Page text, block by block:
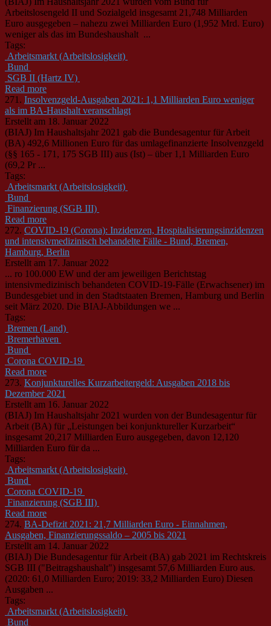
Arbeitslosengeld II und Sozialgeld insgesamt 21,748 Milliarden
Euro ausgegeben – nahezu zwei Milliarden Euro (1,952 Mrd. Euro)
weniger als das im Bundeshaushalt ...
Tags:
Arbeitsmarkt (Arbeitslosigkeit)
Bund
SGB II (Hartz IV)
Read more
271. Insolvenzgeld-Ausgaben 2021: 1,1 Milliarden Euro weniger
als im BA-Haushalt veranschlagt
Erstellt am 18. Januar 2022
(BIAJ) Im Haushaltsjahr 2021 gab die Bundesagentur für Arbeit
(BA) 492,6 Millionen Euro für das umlagefinanzierte Insolvenzgeld
(§§ 165 - 171, 175 SGB III) aus (Ist) – über 1,1 Milliarden Euro
(69,2 Pr ...
Tags:
Arbeitsmarkt (Arbeitslosigkeit)
Bund
Finanzierung (SGB III)
Read more
272. COVID-19 (Corona): Inzidenzen, Hospitalisierungsinzidenzen
und intensivmedizinisch behandelte Fälle - Bund, Bremen,
Hamburg, Berlin
Erstellt am 17. Januar 2022
... ro 100.000 EW und der am jeweiligen Berichtstag
intensivmedizinisch behandeten COVID-19-Fälle (Erwachsener) im
Bundesgebiet und in den Stadtstaaten Bremen, Hamburg und Berlin
seit März 2020. Die BIAJ-Abbildungen we ...
Tags:
Bremen (Land)
Bremerhaven
Bund
Corona COVID-19
Read more
273. Konjunkturelles Kurzarbeitergeld: Ausgaben 2018 bis
Dezember 2021
Erstellt am 16. Januar 2022
(BIAJ) Im Haushaltsjahr 2021 wurden von der Bundesagentur für
Arbeit (BA) für „Leistungen bei konjunktureller Kurzarbeit“
insgesamt 20,217 Milliarden Euro ausgegeben, davon 12,120
Milliarden Euro für da ...
Tags:
Arbeitsmarkt (Arbeitslosigkeit)
Bund
Corona COVID-19
Finanzierung (SGB III)
Read more
274. BA-Defizit 2021: 21,7 Milliarden Euro - Einnahmen,
Ausgaben, Finanzierungssaldo – 2005 bis 2021
Erstellt am 14. Januar 2022
(BIAJ) Die Bundesagentur für Arbeit (BA) gab 2021 im Rechtskreis
SGB III ("Beitragshaushalt") insgesamt 57,6 Milliarden Euro aus.
(2020: 61,0 Milliarden Euro; 2019: 33,2 Milliarden Euro) Diesen
Ausgaben ...
Tags:
Arbeitsmarkt (Arbeitslosigkeit)
Bund